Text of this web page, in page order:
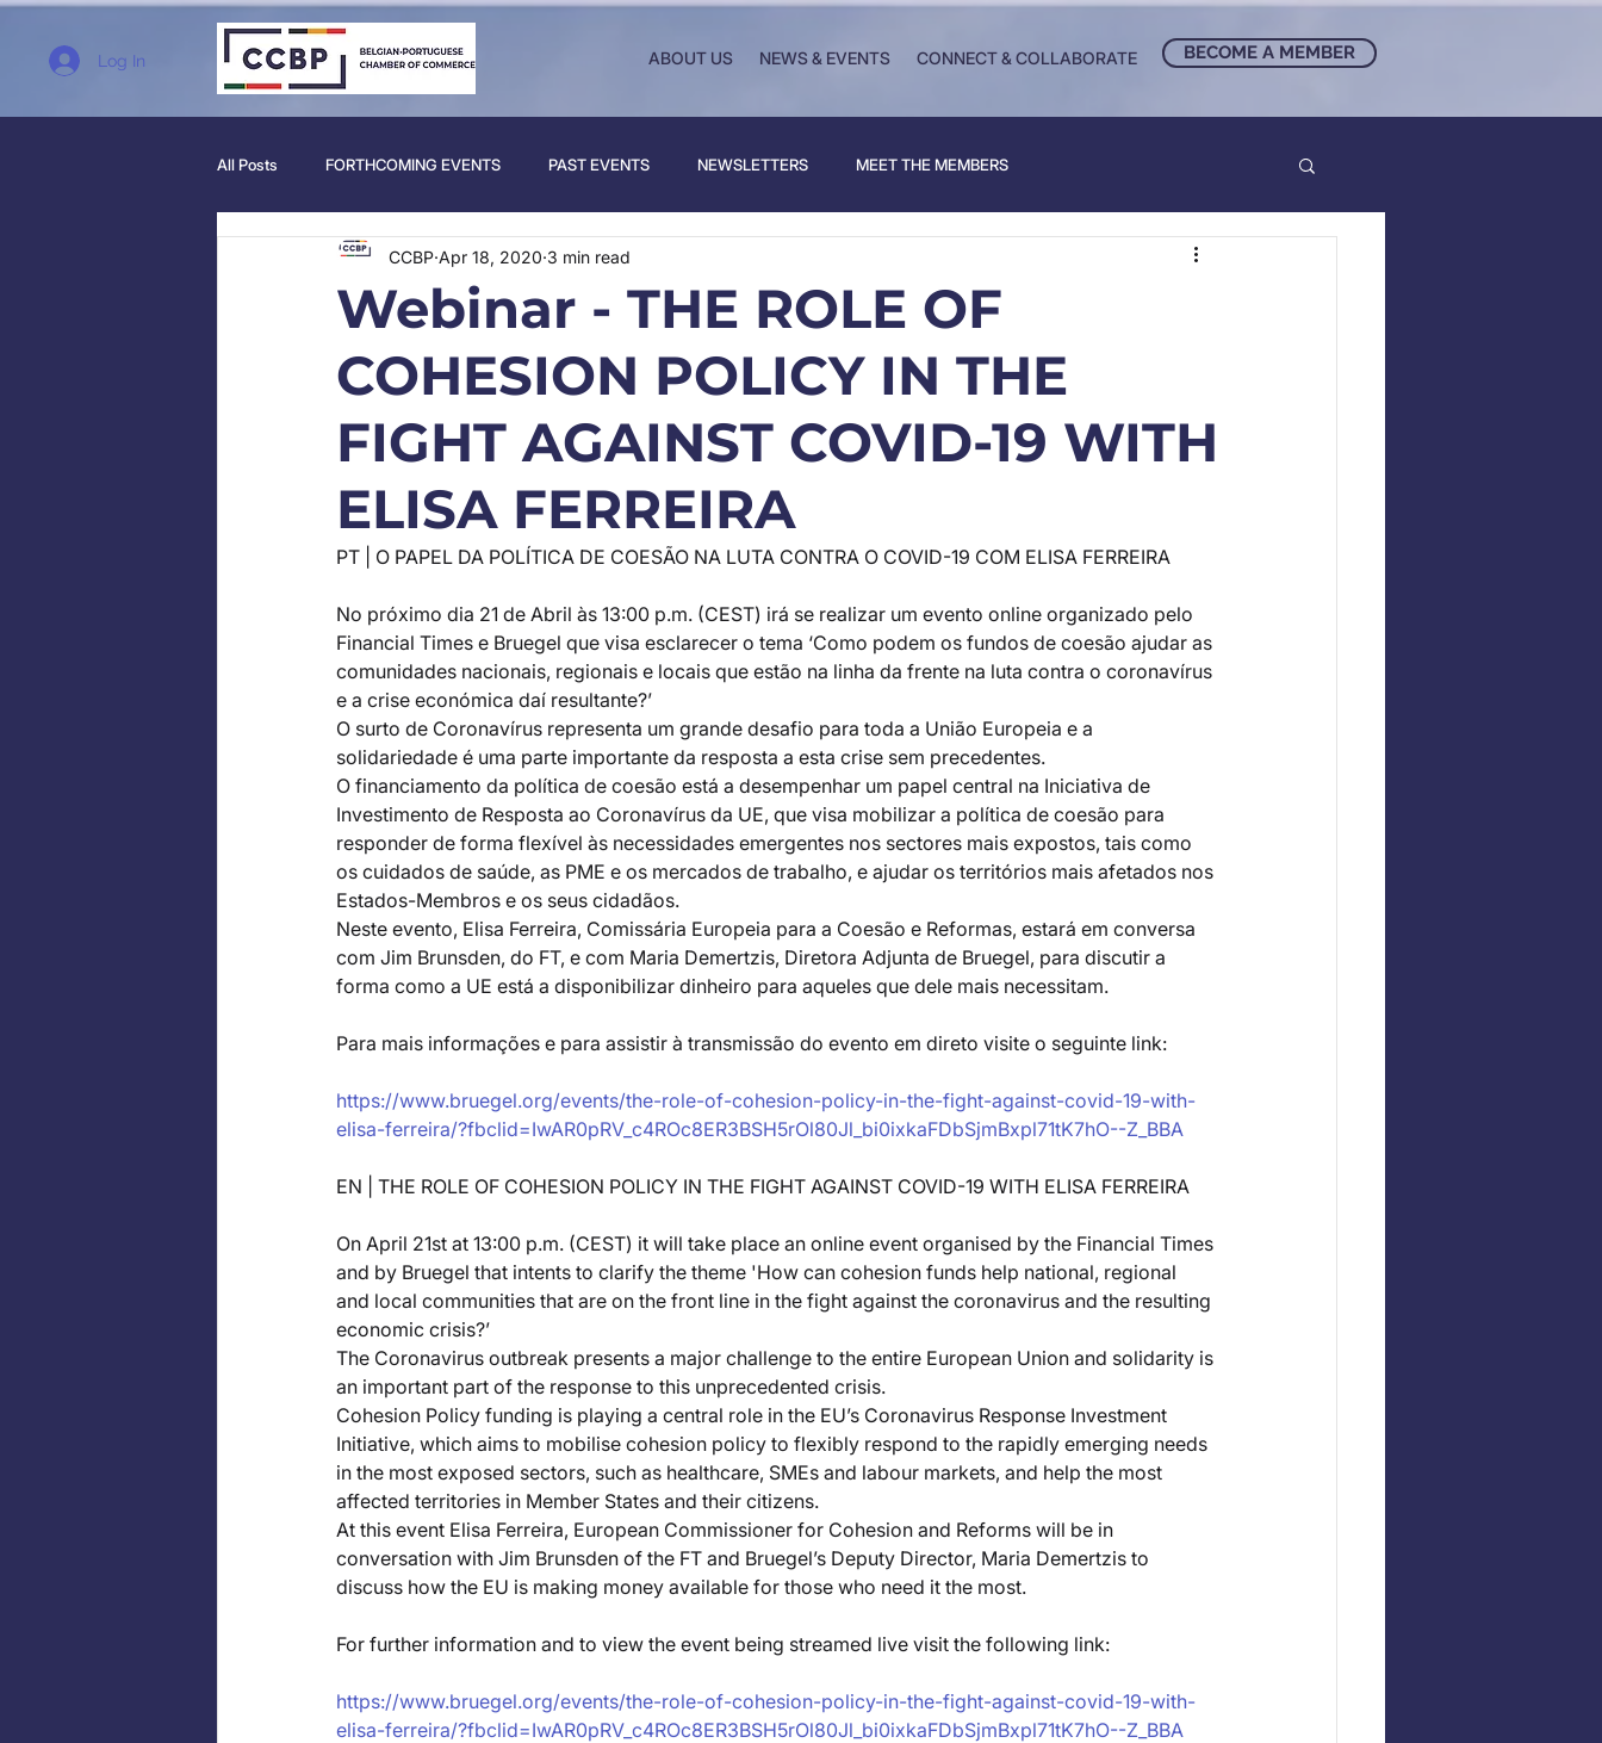
Log In ABOUT US NEWS & EVENTS CONNECT & COLLABORATE BECOME A MEMBER
All Posts FORTHCOMING EVENTS PAST EVENTS NEWSLETTERS MEET THE MEMBERS
Webinar - THE ROLE OF
COHESION POLICY IN THE
FIGHT AGAINST COVID-19 WITH
ELISA FERREIRA
CCBP Apr 18, 2020 3 min read
PT | O PAPEL DA POLÍTICA DE COESÃO NA LUTA CONTRA O COVID-19 COM ELISA FERREIRA
No próximo dia 21 de Abril às 13:00 p.m. (CEST) irá se realizar um evento online organizado pelo
Financial Times e Bruegel que visa esclarecer o tema ‘Como podem os fundos de coesão ajudar as
comunidades nacionais, regionais e locais que estão na linha da frente na luta contra o coronavírus
e a crise económica daí resultante?’
O surto de Coronavírus representa um grande desafio para toda a União Europeia e a
solidariedade é uma parte importante da resposta a esta crise sem precedentes.
O financiamento da política de coesão está a desempenhar um papel central na Iniciativa de
Investimento de Resposta ao Coronavírus da UE, que visa mobilizar a política de coesão para
responder de forma flexível às necessidades emergentes nos sectores mais expostos, tais como
os cuidados de saúde, as PME e os mercados de trabalho, e ajudar os territórios mais afetados nos
Estados-Membros e os seus cidadãos.
Neste evento, Elisa Ferreira, Comissária Europeia para a Coesão e Reformas, estará em conversa
com Jim Brunsden, do FT, e com Maria Demertzis, Diretora Adjunta de Bruegel, para discutir a
forma como a UE está a disponibilizar dinheiro para aqueles que dele mais necessitam.
Para mais informações e para assistir à transmissão do evento em direto visite o seguinte link:
https://www.bruegel.org/events/the-role-of-cohesion-policy-in-the-fight-against-covid-19-with-
elisa-ferreira/?fbclid=IwAR0pRV_c4ROc8ER3BSH5rOl80Jl_bi0ixkaFDbSjmBxpl71tK7hO--Z_BBA
EN | THE ROLE OF COHESION POLICY IN THE FIGHT AGAINST COVID-19 WITH ELISA FERREIRA
On April 21st at 13:00 p.m. (CEST) it will take place an online event organised by the Financial Times
and by Bruegel that intents to clarify the theme 'How can cohesion funds help national, regional
and local communities that are on the front line in the fight against the coronavirus and the resulting
economic crisis?’
The Coronavirus outbreak presents a major challenge to the entire European Union and solidarity is
an important part of the response to this unprecedented crisis.
Cohesion Policy funding is playing a central role in the EU’s Coronavirus Response Investment
Initiative, which aims to mobilise cohesion policy to flexibly respond to the rapidly emerging needs
in the most exposed sectors, such as healthcare, SMEs and labour markets, and help the most
affected territories in Member States and their citizens.
At this event Elisa Ferreira, European Commissioner for Cohesion and Reforms will be in
conversation with Jim Brunsden of the FT and Bruegel’s Deputy Director, Maria Demertzis to
discuss how the EU is making money available for those who need it the most.
For further information and to view the event being streamed live visit the following link:
https://www.bruegel.org/events/the-role-of-cohesion-policy-in-the-fight-against-covid-19-with-
elisa-ferreira/?fbclid=IwAR0pRV_c4ROc8ER3BSH5rOl80Jl_bi0ixkaFDbSjmBxpl71tK7hO--Z_BBA